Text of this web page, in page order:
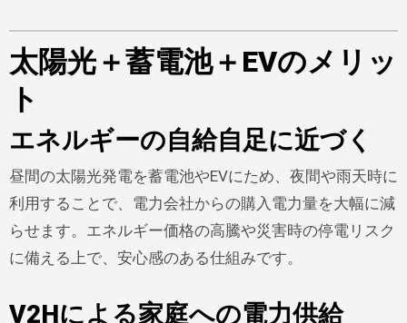
太陽光＋蓄電池＋EVのメリッ
ト
エネルギーの自給自足に近づく
昼間の太陽光発電を蓄電池やEVにため、夜間や雨天時に
利用することで、電力会社からの購入電力量を大幅に減
らせます。エネルギー価格の高騰や災害時の停電リスク
に備える上で、安心感のある仕組みです。
V2Hによる家庭への電力供給